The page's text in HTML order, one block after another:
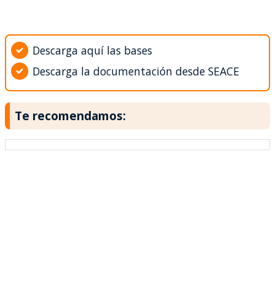
Descarga aquí las bases
Descarga la documentación desde SEACE
Te recomendamos: